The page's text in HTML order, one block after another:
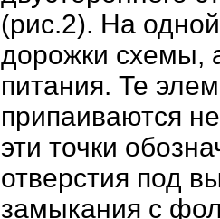
(рис.2). На
дорожки схемы,
питания. Те
припаиваются
эти точки
отверстия под
замыкания с